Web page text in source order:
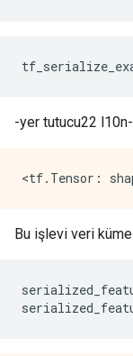
-yer tutucu22
Bu işlevi veri